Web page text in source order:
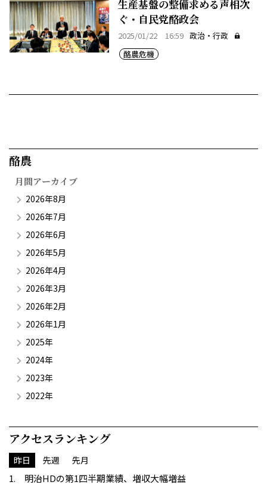
生産基盤の整備求める声相次
ぐ・自民党酪政会
2025/01/22 16:59 政治・行政
酪農危機
酪農​
月間アーカイブ
2026年8月
2026年7月
2026年6月
2026年5月
2026年4月
2026年3月
2026年2月
2026年1月
2025年
2024年
2023年
2022年
アクセスランキング
昨日 先週 先月
明治HDの第1四半期業績、増収大幅増益